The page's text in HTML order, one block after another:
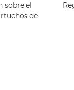
sobre el
de